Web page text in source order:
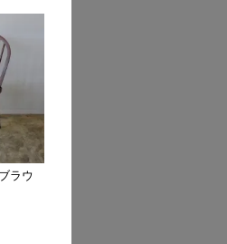
ラウ